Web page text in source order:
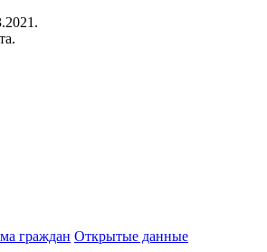
граждан Открытые данные